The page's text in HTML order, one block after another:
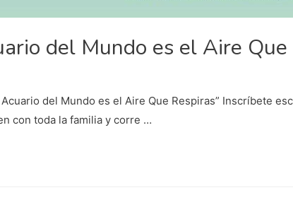
del Mundo es el Aire Que
del Mundo es el Aire Que Respiras” Inscríbete
con toda la familia y corre …